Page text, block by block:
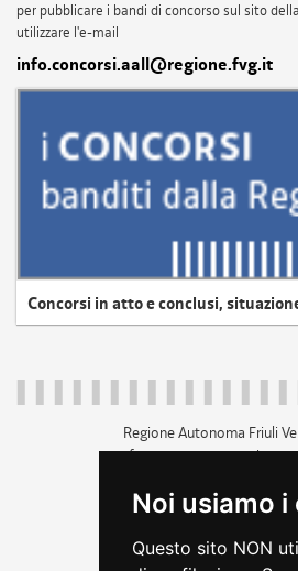
Noi usiamo i
Questo sito NON
per pubblicare i bandi di concorso sul sito
utilizzare l'e-mail
info.concorsi.aall@regione.fvg.it
Concorsi in atto e conclusi,
Regione Autonoma Friuli
c.f. 80014930327; p.iva
+39 040